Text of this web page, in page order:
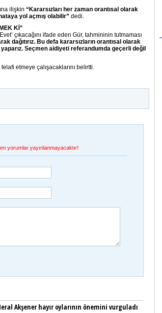
ilişkin “Kararsızları her zaman orantısal olarak
yol açmış olabilir” dedi.
Kİ”
çıkacağını ifade eden Gür, tahmininin tutmaması
dağıtırız. Bu defa kararsızların orantısal olarak
Seçmen aidiyeti referandumda geçerli değil
etmeye çalışacaklarını belirtti.
yorumlar yayınlanmayacaktır!
Akşener hayır oylarının önemini vurguladı